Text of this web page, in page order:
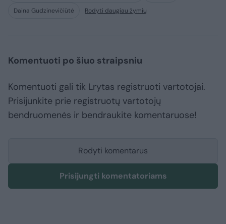
Daina Gudzinevičiūtė
Rodyti daugiau žymių
Komentuoti po šiuo straipsniu
Komentuoti gali tik Lrytas registruoti vartotojai.
Prisijunkite prie registruotų vartotojų
bendruomenės ir bendraukite komentaruose!
Rodyti komentarus
Prisijungti komentatoriams